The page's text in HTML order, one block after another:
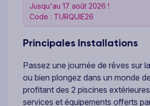
Jusqu'au 17 août 2026 !
Code : TURQUIE26
Principales Installations
Passez une journée de rêves sur
ou bien plongez dans un monde
profitant des 2 piscines
services et équipements offerts